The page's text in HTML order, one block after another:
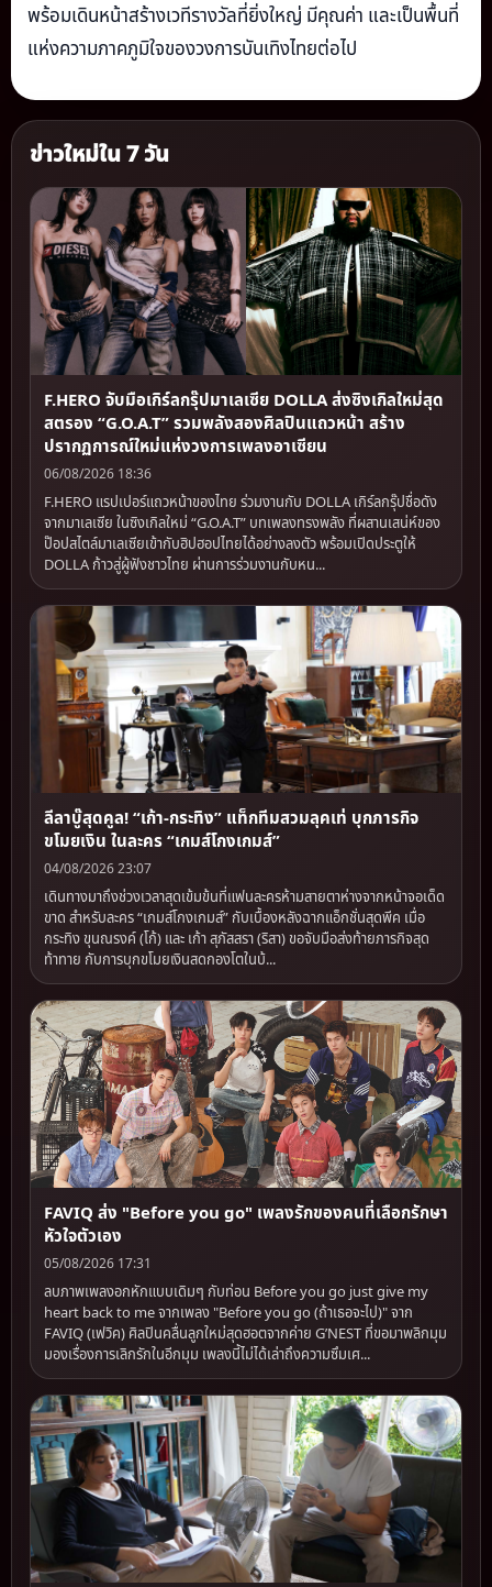
พร้อมเดินหน้าสร้างเวทีรางวัลที่ยิ่งใหญ่ มีคุณค่า และเป็นพื้นที่
แห่งความภาคภูมิใจของวงการบันเทิงไทยต่อไป
ข่าวใหม่ใน 7 วัน
F.HERO จับมือเกิร์ลกรุ๊ปมาเลเซีย DOLLA ส่งซิงเกิลใหม่สุด
สตรอง “G.O.A.T” รวมพลังสองศิลปินแถวหน้า สร้าง
ปรากฏการณ์ใหม่แห่งวงการเพลงอาเซียน
06/08/2026 18:36
F.HERO แรปเปอร์แถวหน้าของไทย ร่วมงานกับ DOLLA เกิร์ลกรุ๊ปชื่อดัง
จากมาเลเซีย ในซิงเกิลใหม่ “G.O.A.T” บทเพลงทรงพลัง ที่ผสานเสน่ห์ของ
ป๊อปสไตล์มาเลเซียเข้ากับฮิปฮอปไทยได้อย่างลงตัว พร้อมเปิดประตูให้
DOLLA ก้าวสู่ผู้ฟังชาวไทย ผ่านการร่วมงานกับหน...
ลีลาบู๊สุดคูล! “เก้า-กระทิง” แท็กทีมสวมลุคเท่ บุกภารกิจ
ขโมยเงิน ในละคร “เกมส์โกงเกมส์”
04/08/2026 23:07
เดินทางมาถึงช่วงเวลาสุดเข้มข้นที่แฟนละครห้ามสายตาห่างจากหน้าจอเด็ด
ขาด สำหรับละคร “เกมส์โกงเกมส์” กับเบื้องหลังฉากแอ็กชั่นสุดพีค เมื่อ
กระทิง ขุนณรงค์ (โก้) และ เก้า สุภัสสรา (ริสา) ขอจับมือส่งท้ายภารกิจสุด
ท้าทาย กับการบุกขโมยเงินสดกองโตในบ้...
FAVIQ ส่ง "Before you go" เพลงรักของคนที่เลือกรักษา
หัวใจตัวเอง
05/08/2026 17:31
ลบภาพเพลงอกหักแบบเดิมๆ กับท่อน Before you go just give my
heart back to me จากเพลง "Before you go (ถ้าเธอจะไป)" จาก
FAVIQ (เฟวิค) ศิลปินคลื่นลูกใหม่สุดฮอตจากค่าย G’NEST ที่ขอมาพลิกมุม
มองเรื่องการเลิกรักในอีกมุม เพลงนี้ไม่ได้เล่าถึงความซึมเศ...